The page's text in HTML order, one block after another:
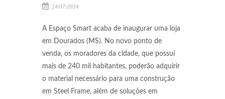
24/07/2024
A Espaço Smart acaba de inaugurar uma loja
em Dourados (MS). No novo ponto de
venda, os moradores da cidade, que possui
mais de 240 mil habitantes, poderão adquirir
o material necessário para uma construção
em Steel Frame, além de soluções em